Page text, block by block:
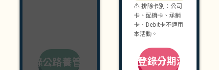
立即登錄公路養管費活動
⚠ 排除卡別：公司
卡、配銷卡、承銷
卡、Debit卡不適用
本活動。
立即登錄分期活動